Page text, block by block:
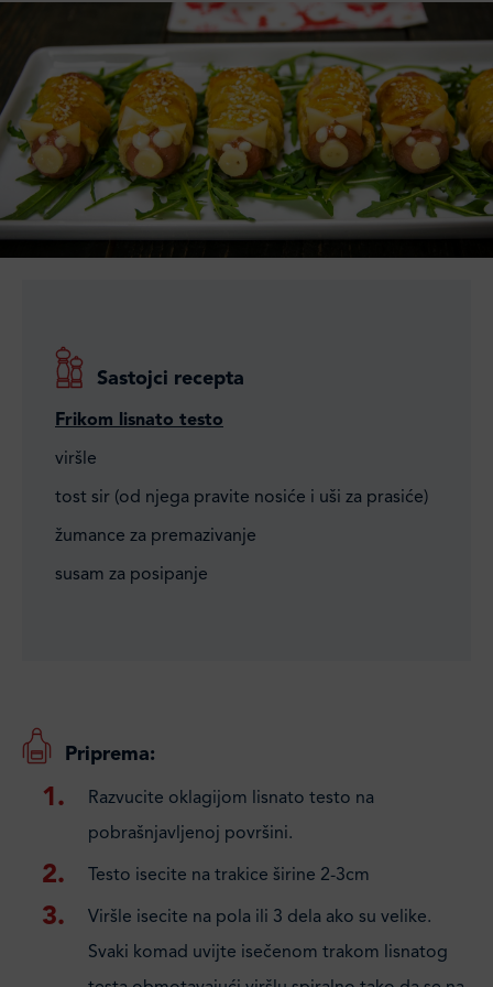
Sastojci recepta
Frikom lisnato testo
viršle
tost sir (od njega pravite nosiće i uši za prasiće)
žumance za premazivanje
susam za posipanje
Priprema:
Razvucite oklagijom lisnato testo na
pobrašnjavljenoj površini.
Testo isecite na trakice širine 2-3cm
Viršle isecite na pola ili 3 dela ako su velike.
Svaki komad uvijte isečenom trakom lisnatog